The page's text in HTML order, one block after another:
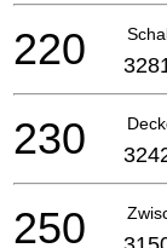
220
230
250